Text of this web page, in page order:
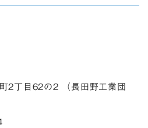
2丁目62の2 （長田野工業団